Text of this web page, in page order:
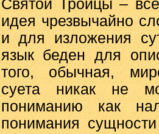
Святой Троицы –
идея чрезвычайно
и для изложения
язык беден для
того, обычная,
суета никак не
пониманию как
понимания